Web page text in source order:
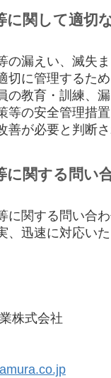
に関して適切
の漏えい、滅失
切に管理するた
の教育・訓練、
等の安全管理措
善が必要と判断
に関する問い
に関する問い合
、迅速に対応い
株式会社